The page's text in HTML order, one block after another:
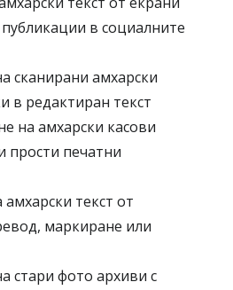
в социалните
сканирани амхарски
в редактиран текст
на амхарски касови
прости печатни
текст от
маркиране или
стари фото архиви с